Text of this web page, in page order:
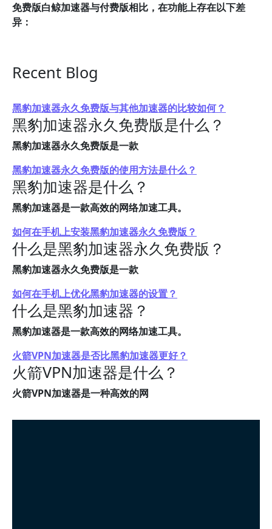
免费版白鲸加速器与付费版相比，在功能上存在以下差
异：
Recent Blog
黑豹加速器永久免费版与其他加速器的比较如何？
黑豹加速器永久免费版是什么？
黑豹加速器永久免费版是一款
黑豹加速器永久免费版的使用方法是什么？
黑豹加速器是什么？
黑豹加速器是一款高效的网络加速工具。
如何在手机上安装黑豹加速器永久免费版？
什么是黑豹加速器永久免费版？
黑豹加速器永久免费版是一款
如何在手机上优化黑豹加速器的设置？
什么是黑豹加速器？
黑豹加速器是一款高效的网络加速工具。
火箭VPN加速器是否比黑豹加速器更好？
火箭VPN加速器是什么？
火箭VPN加速器是一种高效的网